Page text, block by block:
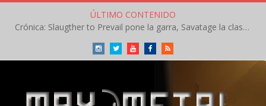
ÚLTIMO CONTENIDO
Crónica: Slaugther to Prevail pone la garra, Savatage la clase en la apertura del Leyendas del Rock – Miércoles – Agosto 2026
InstagramTwitterYoutubeFacebookRSS